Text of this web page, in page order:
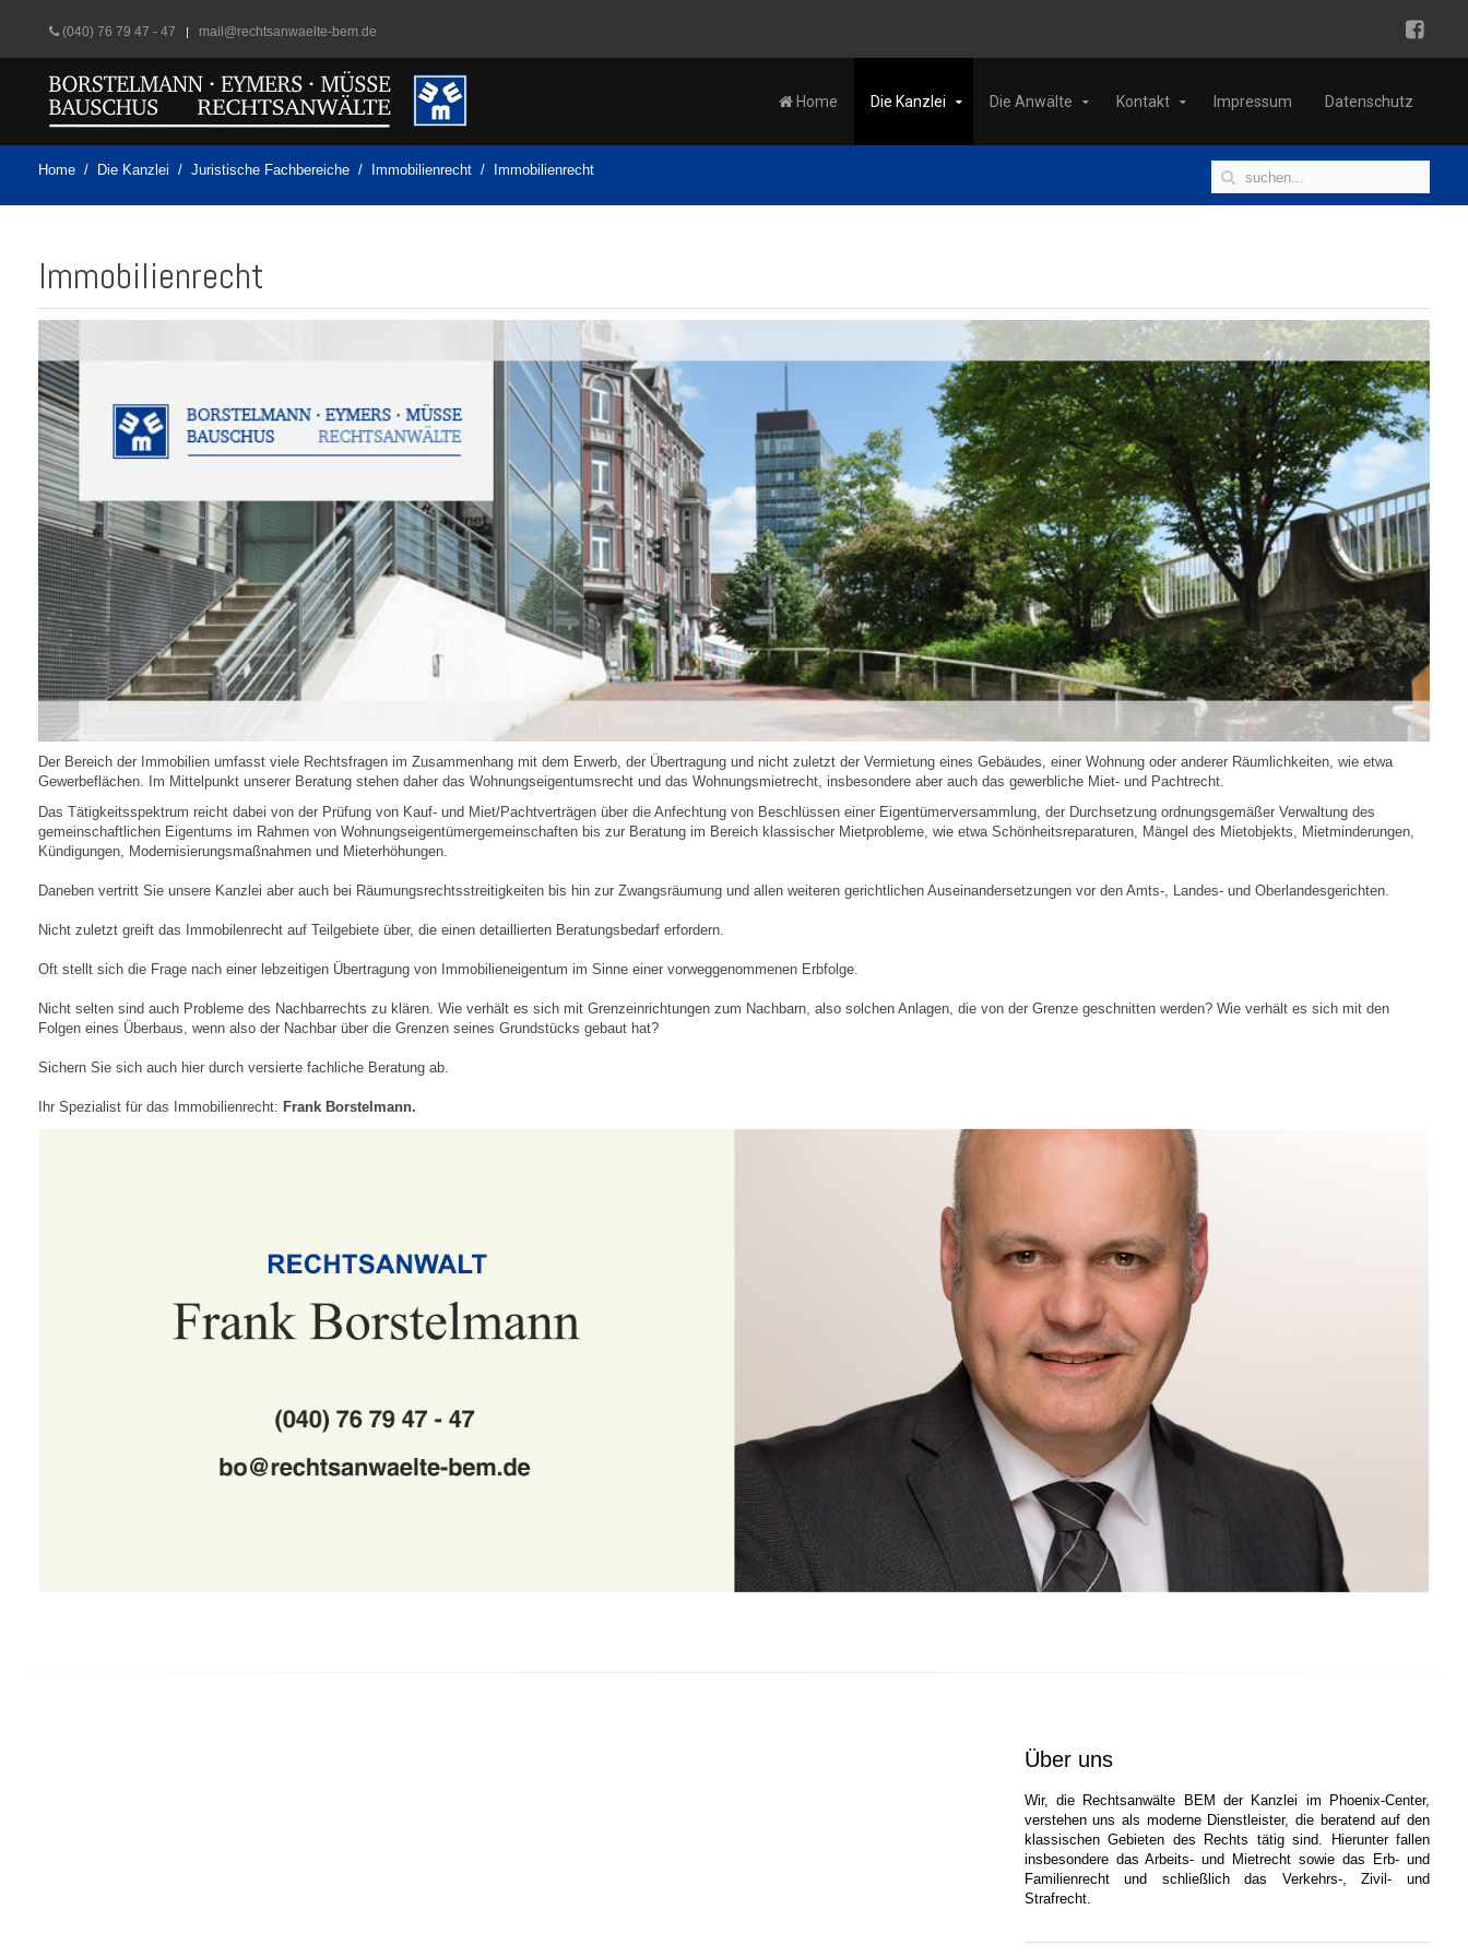
(040) 76 79 47 - 47 mail@rechtsanwaelte-bem.de
Home Die Kanzlei Die Anwälte Kontakt Impressum Datenschutz
Home Die Kanzlei Juristische Fachbereiche Immobilienrecht Immobilienrecht
Immobilienrecht
Der Bereich der Immobilien umfasst viele Rechtsfragen im Zusammenhang mit dem Erwerb, der Übertragung und nicht zuletzt der Vermietung eines Gebäudes, einer Wohnung oder anderer Räumlichkeiten, wie etwa
Gewerbeflächen. Im Mittelpunkt unserer Beratung stehen daher das Wohnungseigentumsrecht und das Wohnungsmietrecht, insbesondere aber auch das gewerbliche Miet- und Pachtrecht.
Das Tätigkeitsspektrum reicht dabei von der Prüfung von Kauf- und Miet/Pachtverträgen über die Anfechtung von Beschlüssen einer Eigentümerversammlung, der Durchsetzung ordnungsgemäßer Verwaltung des
gemeinschaftlichen Eigentums im Rahmen von Wohnungseigentümergemeinschaften bis zur Beratung im Bereich klassischer Mietprobleme, wie etwa Schönheitsreparaturen, Mängel des Mietobjekts, Mietminderungen,
Kündigungen, Modernisierungsmaßnahmen und Mieterhöhungen.
Daneben vertritt Sie unsere Kanzlei aber auch bei Räumungsrechtsstreitigkeiten bis hin zur Zwangsräumung und allen weiteren gerichtlichen Auseinandersetzungen vor den Amts-, Landes- und Oberlandesgerichten.
Nicht zuletzt greift das Immobilenrecht auf Teilgebiete über, die einen detaillierten Beratungsbedarf erfordern.
Oft stellt sich die Frage nach einer lebzeitigen Übertragung von Immobilieneigentum im Sinne einer vorweggenommenen Erbfolge.
Nicht selten sind auch Probleme des Nachbarrechts zu klären. Wie verhält es sich mit Grenzeinrichtungen zum Nachbarn, also solchen Anlagen, die von der Grenze geschnitten werden? Wie verhält es sich mit den
Folgen eines Überbaus, wenn also der Nachbar über die Grenzen seines Grundstücks gebaut hat?
Sichern Sie sich auch hier durch versierte fachliche Beratung ab.
Ihr Spezialist für das Immobilienrecht: Frank Borstelmann.
Über uns
Wir, die Rechtsanwälte BEM der Kanzlei im Phoenix-Center,
verstehen uns als moderne Dienstleister, die beratend auf den
klassischen Gebieten des Rechts tätig sind. Hierunter fallen
insbesondere das Arbeits- und Mietrecht sowie das Erb- und
Familienrecht und schließlich das Verkehrs-, Zivil- und
Strafrecht.